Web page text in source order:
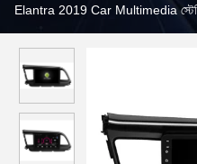
Elantra 2019 Car Multimedia